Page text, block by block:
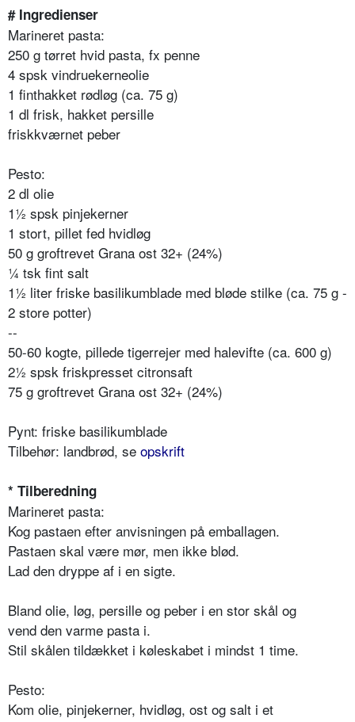
# Ingredienser
Marineret pasta:
250 g tørret hvid pasta, fx penne
4 spsk vindruekerneolie
1 finthakket rødløg (ca. 75 g)
1 dl frisk, hakket persille
friskkværnet peber
Pesto:
2 dl olie
1½ spsk pinjekerner
1 stort, pillet fed hvidløg
50 g groftrevet Grana ost 32+ (24%)
¼ tsk fint salt
1½ liter friske basilikumblade med bløde stilke (ca. 75 g -
2 store potter)
--
50-60 kogte, pillede tigerrejer med halevifte (ca. 600 g)
2½ spsk friskpresset citronsaft
75 g groftrevet Grana ost 32+ (24%)
Pynt: friske basilikumblade
Tilbehør: landbrød, se opskrift
* Tilberedning
Marineret pasta:
Kog pastaen efter anvisningen på emballagen.
Pastaen skal være mør, men ikke blød.
Lad den dryppe af i en sigte.
Bland olie, løg, persille og peber i en stor skål og
vend den varme pasta i.
Stil skålen tildækket i køleskabet i mindst 1 time.
Pesto:
Kom olie, pinjekerner, hvidløg, ost og salt i et